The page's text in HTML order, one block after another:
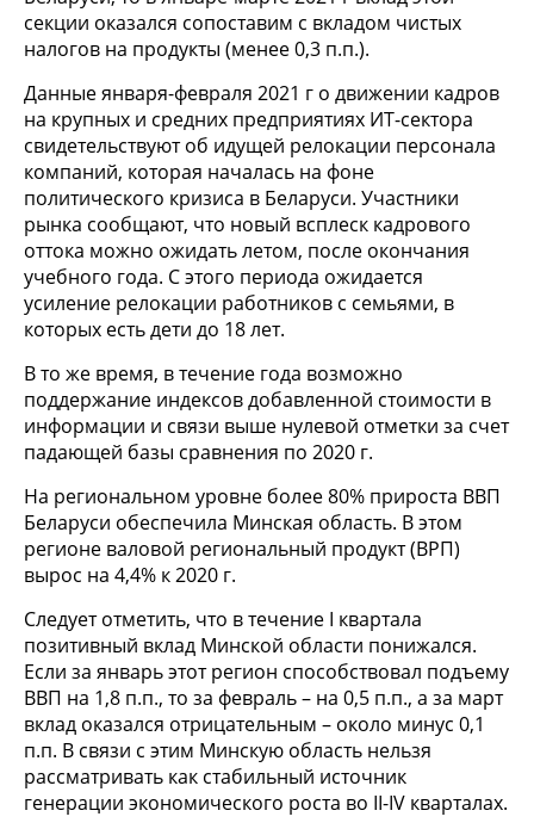
секции оказался сопоставим с вкладом чистых
налогов на продукты (менее 0,3 п.п.).
Данные января-февраля 2021 г о движении кадров
на крупных и средних предприятиях ИТ-сектора
свидетельствуют об идущей релокации персонала
компаний, которая началась на фоне
политического кризиса в Беларуси. Участники
рынка сообщают, что новый всплеск кадрового
оттока можно ожидать летом, после окончания
учебного года. С этого периода ожидается
усиление релокации работников с семьями, в
которых есть дети до 18 лет.
В то же время, в течение года возможно
поддержание индексов добавленной стоимости в
информации и связи выше нулевой отметки за счет
падающей базы сравнения по 2020 г.
На региональном уровне более 80% прироста ВВП
Беларуси обеспечила Минская область. В этом
регионе валовой региональный продукт (ВРП)
вырос на 4,4% к 2020 г.
Следует отметить, что в течение I квартала
позитивный вклад Минской области понижался.
Если за январь этот регион способствовал подъему
ВВП на 1,8 п.п., то за февраль – на 0,5 п.п., а за март
вклад оказался отрицательным – около минус 0,1
п.п. В связи с этим Минскую область нельзя
рассматривать как стабильный источник
генерации экономического роста во II-IV кварталах.